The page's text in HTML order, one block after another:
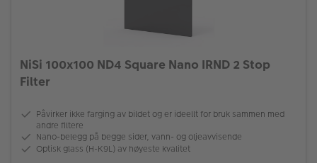
NiSi 100x100 ND4 Square Nano IRND 2 Stop
Filter
Påvirker ikke farging av bildet og er ideellt for bruk sammen med
andre filtere
Nano-belegg på begge sider, vann- og oljeavvisende
Optisk glass (H-K9L) av høyeste kvalitet